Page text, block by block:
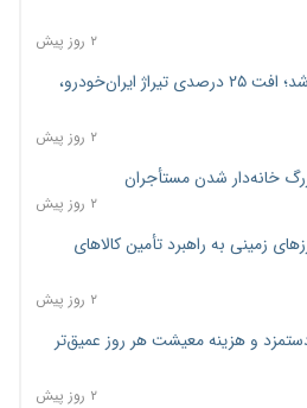
۲ روز پیش
ترمز تولید خودرو کشیده شد؛ افت ۲۵ درصدی تیراژ ایران‌خودرو،
۲ روز پیش
خانه‌دار شدن مستأجران
۲ روز پیش
زمینی به راهبرد تأمین کالاهای
۲ روز پیش
و هزینه معیشت هر روز عمیق‌تر
۲ روز پیش